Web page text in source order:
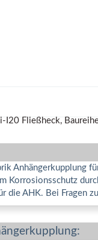
Anhängerkupplung
Korrosionsschutz
die AHK. Bei Fragen